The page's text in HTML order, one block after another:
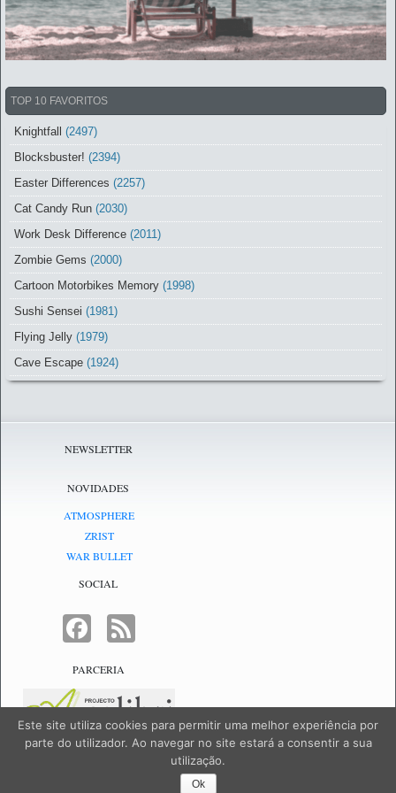
TOP 10 FAVORITOS
Knightfall (2497)
Blocksbuster! (2394)
Easter Differences (2257)
Cat Candy Run (2030)
Work Desk Difference (2011)
Zombie Gems (2000)
Cartoon Motorbikes Memory (1998)
Sushi Sensei (1981)
Flying Jelly (1979)
Cave Escape (1924)
NEWSLETTER
NOVIDADES
ATMOSPHERE
ZRIST
WAR BULLET
SOCIAL
FACEBOOK
PARCERIA
NetJogos - powered byNetJogos
Este site utiliza cookies para permitir uma melhor experiência por
parte do utilizador. Ao navegar no site estará a consentir a sua
utilização.
Ok